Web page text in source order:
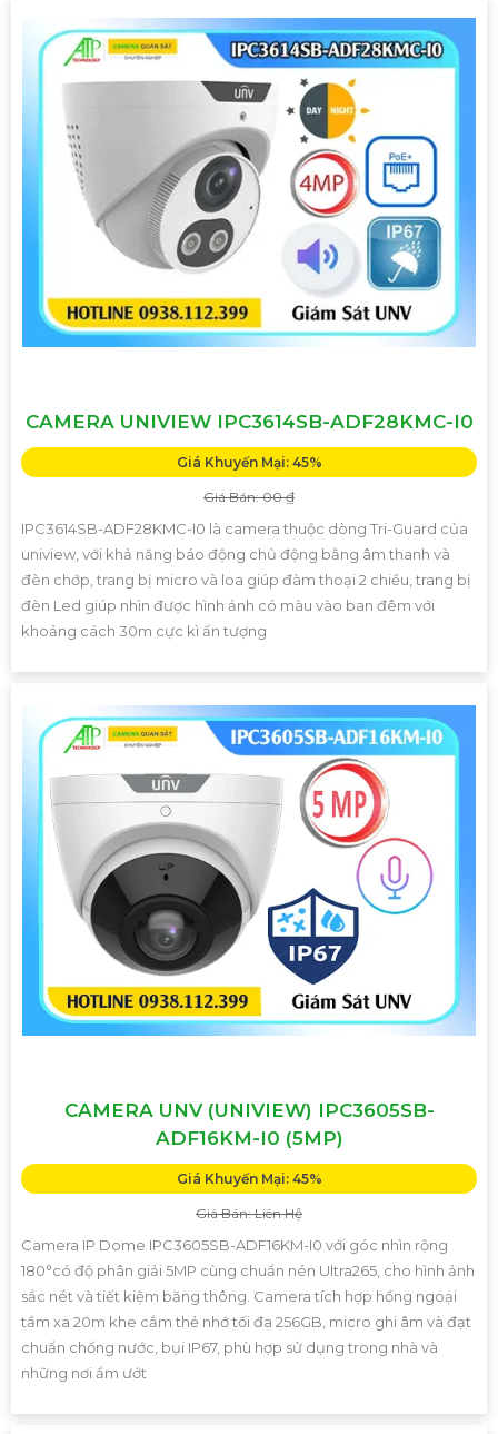
CAMERA UNIVIEW IPC3614SB-ADF28KMC-I0
Giá Khuyến Mại: 45%
Giá Bán: 00 ₫
IPC3614SB-ADF28KMC-I0 là camera thuộc dòng Tri-Guard của
uniview, với khả năng báo động chủ động bằng âm thanh và
đèn chớp, trang bị micro và loa giúp đàm thoại 2 chiều, trang bị
đèn Led giúp nhìn được hình ảnh có màu vào ban đêm với
khoảng cách 30m cực kì ấn tượng
CAMERA UNV (UNIVIEW) IPC3605SB-
ADF16KM-I0 (5MP)
Giá Khuyến Mại: 45%
Giá Bán: Liên Hệ
Camera IP Dome IPC3605SB-ADF16KM-I0 với góc nhìn rộng
180°có độ phân giải 5MP cùng chuẩn nén Ultra265, cho hình ảnh
sắc nét và tiết kiệm băng thông. Camera tích hợp hồng ngoại
tầm xa 20m khe cắm thẻ nhớ tối đa 256GB, micro ghi âm và đạt
chuẩn chống nước, bụi IP67, phù hợp sử dụng trong nhà và
những nơi ẩm ướt